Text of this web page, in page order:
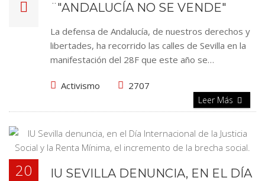
¨"ANDALUCÍA NO SE VENDE"
La defensa de Andalucía, de nuestros derechos y
libertades, ha recorrido las calles de Sevilla en la
manifestación del 28F que este año se…
Activismo 2707
Leer Más
20
IU SEVILLA DENUNCIA, EN EL DÍA